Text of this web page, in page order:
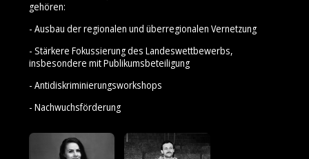
gehören:
- Ausbau der regionalen und überregionalen Vernetzung
- Stärkere Fokussierung des Landeswettbewerbs,
insbesondere mit Publikumsbeteiligung
- Antidiskriminierungsworkshops
- Nachwuchsförderung